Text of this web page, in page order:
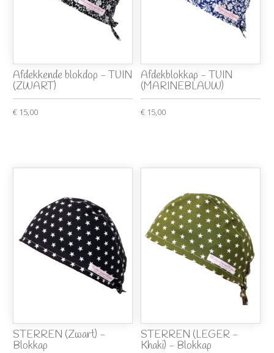
Afdekkende blokdop - TUIN
(ZWART)
€ 15,00
Afdekblokkap - TUIN
(MARINEBLAUW)
€ 15,00
STERREN (Zwart) -
Blokkap
STERREN (LEGER -
Khaki) - Blokkap